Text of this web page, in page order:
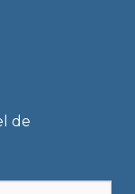
de